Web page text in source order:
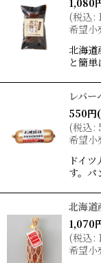
並び順:
1,080
(税込:
希望小
北海道
と簡
レバ
550円
(税込:
希望小
ドイ
す。
北海道
1,070
(税込:
希望小